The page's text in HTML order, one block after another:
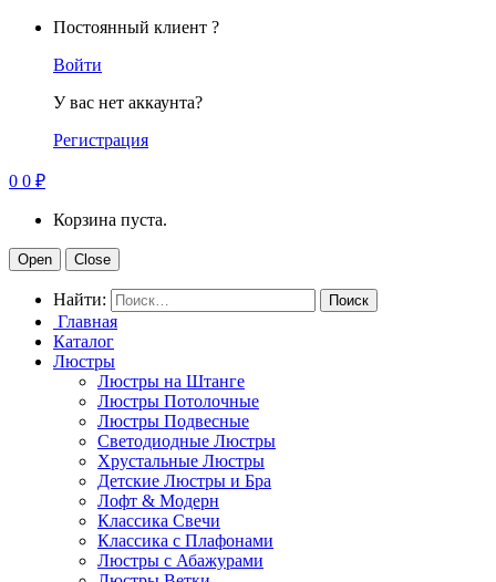
Постоянный клиент ?
Войти
У вас нет аккаунта?
Регистрация
0 0 ₽
Корзина пуста.
Open Close
Найти:
Главная
Каталог
Люстры
Люстры на Штанге
Люстры Потолочные
Люстры Подвесные
Светодиодные Люстры
Хрустальные Люстры
Детские Люстры и Бра
Лофт & Модерн
Классика Свечи
Классика с Плафонами
Люстры с Абажурами